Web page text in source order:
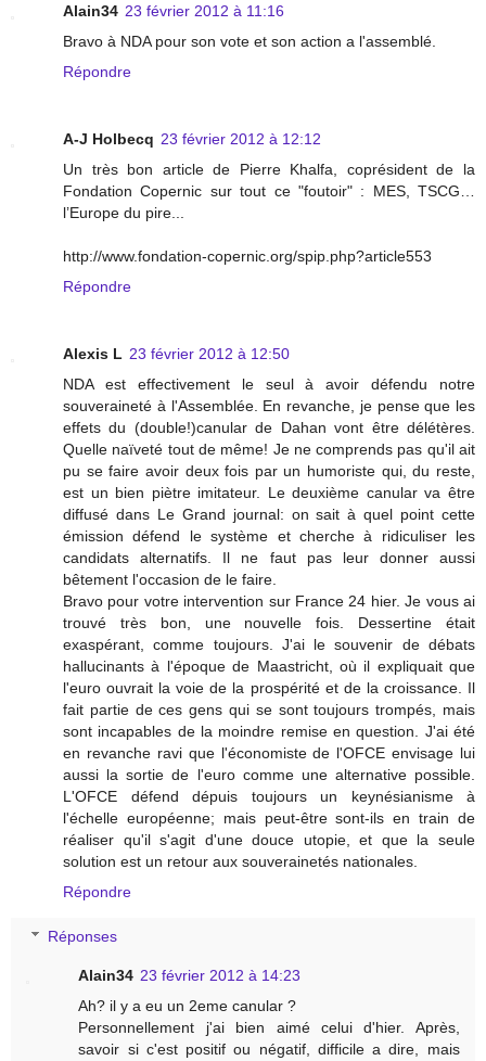
Alain34 23 février 2012 à 11:16
Bravo à NDA pour son vote et son action a l'assemblé.
Répondre
A-J Holbecq 23 février 2012 à 12:12
Un très bon article de Pierre Khalfa, coprésident de la
Fondation Copernic sur tout ce "foutoir" : MES, TSCG…
l’Europe du pire...
http://www.fondation-copernic.org/spip.php?article553
Répondre
Alexis L 23 février 2012 à 12:50
NDA est effectivement le seul à avoir défendu notre
souveraineté à l'Assemblée. En revanche, je pense que les
effets du (double!)canular de Dahan vont être délétères.
Quelle naïveté tout de même! Je ne comprends pas qu'il ait
pu se faire avoir deux fois par un humoriste qui, du reste,
est un bien piètre imitateur. Le deuxième canular va être
diffusé dans Le Grand journal: on sait à quel point cette
émission défend le système et cherche à ridiculiser les
candidats alternatifs. Il ne faut pas leur donner aussi
bêtement l'occasion de le faire.
Bravo pour votre intervention sur France 24 hier. Je vous ai
trouvé très bon, une nouvelle fois. Dessertine était
exaspérant, comme toujours. J'ai le souvenir de débats
hallucinants à l'époque de Maastricht, où il expliquait que
l'euro ouvrait la voie de la prospérité et de la croissance. Il
fait partie de ces gens qui se sont toujours trompés, mais
sont incapables de la moindre remise en question. J'ai été
en revanche ravi que l'économiste de l'OFCE envisage lui
aussi la sortie de l'euro comme une alternative possible.
L'OFCE défend dépuis toujours un keynésianisme à
l'échelle européenne; mais peut-être sont-ils en train de
réaliser qu'il s'agit d'une douce utopie, et que la seule
solution est un retour aux souverainetés nationales.
Répondre
Réponses
Alain34 23 février 2012 à 14:23
Ah? il y a eu un 2eme canular ?
Personnellement j'ai bien aimé celui d'hier. Après,
savoir si c'est positif ou négatif, difficile a dire, mais